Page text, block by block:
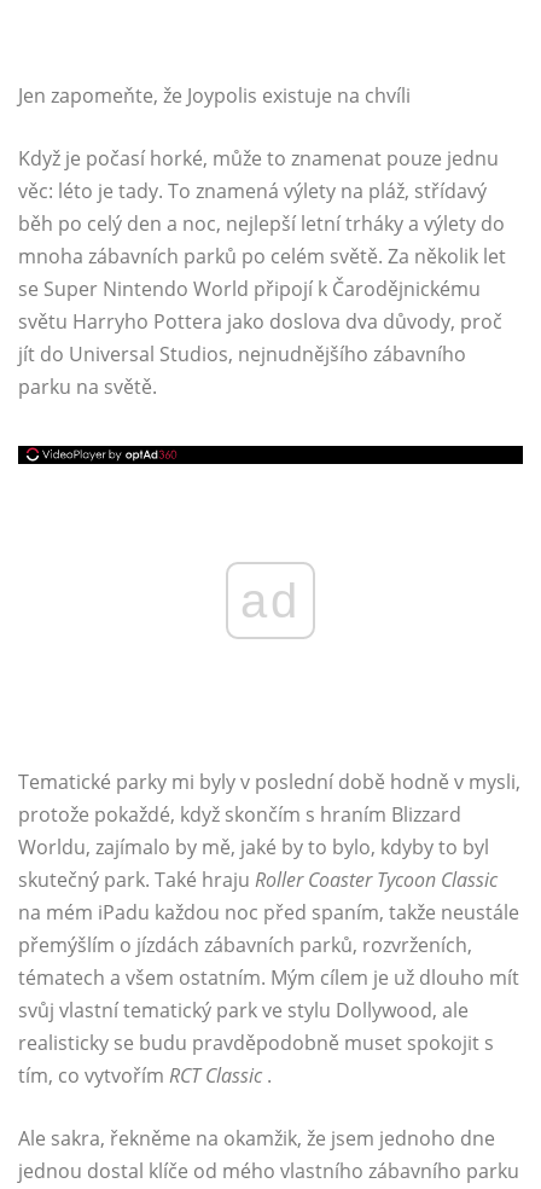
Jen zapomeňte, že Joypolis existuje na chvíli
Když je počasí horké, může to znamenat pouze jednu
věc: léto je tady. To znamená výlety na pláž, střídavý
běh po celý den a noc, nejlepší letní trháky a výlety do
mnoha zábavních parků po celém světě. Za několik let
se Super Nintendo World připojí k Čarodějnickému
světu Harryho Pottera jako doslova dva důvody, proč
jít do Universal Studios, nejnudnějšího zábavního
parku na světě.
ad
Tematické parky mi byly v poslední době hodně v mysli,
protože pokaždé, když skončím s hraním Blizzard
Worldu, zajímalo by mě, jaké by to bylo, kdyby to byl
skutečný park. Také hraju Roller Coaster Tycoon Classic
na mém iPadu každou noc před spaním, takže neustále
přemýšlím o jízdách zábavních parků, rozvrženích,
tématech a všem ostatním. Mým cílem je už dlouho mít
svůj vlastní tematický park ve stylu Dollywood, ale
realisticky se budu pravděpodobně muset spokojit s
tím, co vytvořím RCT Classic .
Ale sakra, řekněme na okamžik, že jsem jednoho dne
jednou dostal klíče od mého vlastního zábavního parku